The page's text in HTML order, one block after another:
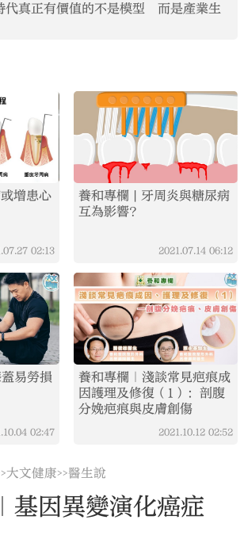
代真正有價值的不是模型 而是產業生
增患心
02:13
養和專欄 | 牙周炎與糖尿病
互為影響？
2021.07.14 06:12
易勞損
02:47
養和專欄｜淺談常見疤痕成
因護理及修復（1）：剖腹
分娩疤痕與皮膚創傷
2021.10.12 02:52
大文健康>>醫生說
基因異變演化癌症